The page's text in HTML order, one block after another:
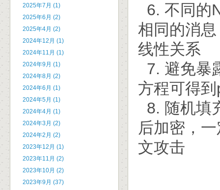
6. 不同的
相同的消
线性关系
7. 避免暴
方程可得
8. 随机填
后加密，
文攻击
2025年7月 (1)
2025年6月 (2)
2025年4月 (2)
2024年12月 (1)
2024年11月 (1)
2024年9月 (1)
2024年8月 (2)
2024年6月 (1)
2024年5月 (1)
2024年4月 (1)
2024年3月 (2)
2024年2月 (2)
2023年12月 (1)
2023年11月 (2)
2023年10月 (2)
2023年9月 (37)